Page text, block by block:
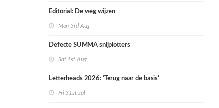
Editorial: De weg wijzen
Mon 3rd Aug
Defecte SUMMA snijplotters
Sat 1st Aug
Letterheads 2026: ‘Terug naar de basis’
Fri 31st Jul